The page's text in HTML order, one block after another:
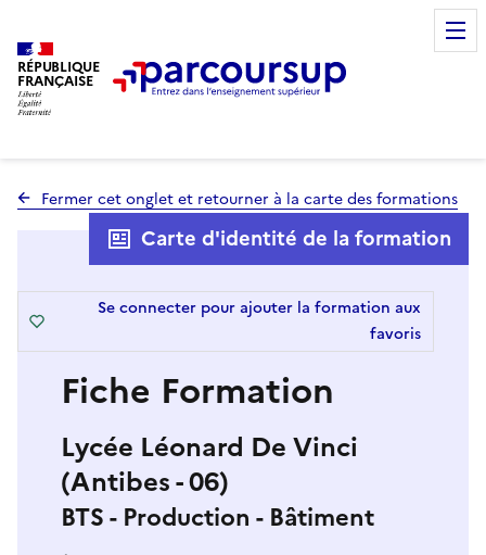
RÉPUBLIQUE
FRANÇAISE
Fermer cet onglet et retourner à la carte des formations
Fiche Formation
Lycée Léonard De Vinci
(Antibes - 06)
BTS - Production - Bâtiment
Carte d'identité de la formation
Se connecter pour ajouter la formation aux
favoris